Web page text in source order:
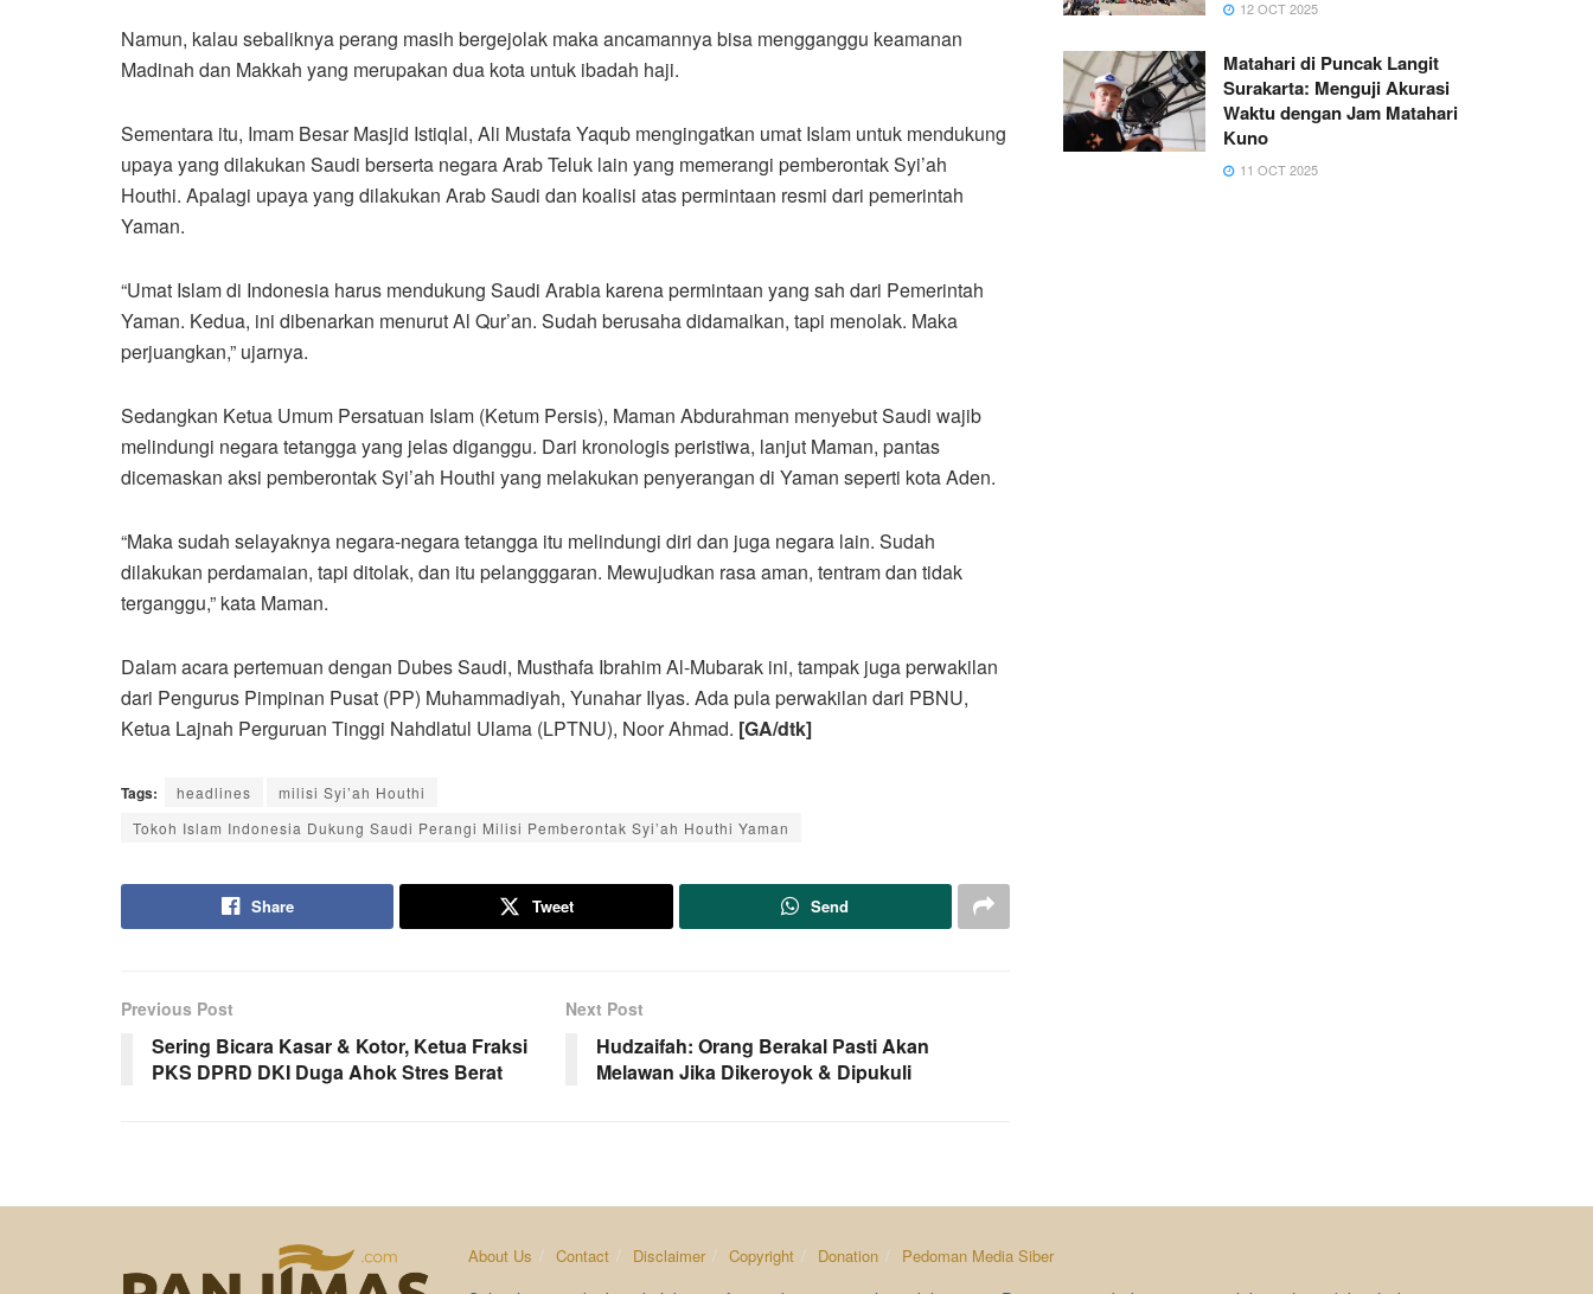
Namun, kalau sebaliknya perang masih bergejolak maka ancamannya bisa mengganggu keamanan
Madinah dan Makkah yang merupakan dua kota untuk ibadah haji.
Sementara itu, Imam Besar Masjid Istiqlal, Ali Mustafa Yaqub mengingatkan umat Islam untuk mendukung
upaya yang dilakukan Saudi berserta negara Arab Teluk lain yang memerangi pemberontak Syi’ah
Houthi. Apalagi upaya yang dilakukan Arab Saudi dan koalisi atas permintaan resmi dari pemerintah
Yaman.
“Umat Islam di Indonesia harus mendukung Saudi Arabia karena permintaan yang sah dari Pemerintah
Yaman. Kedua, ini dibenarkan menurut Al Qur’an. Sudah berusaha didamaikan, tapi menolak. Maka
perjuangkan,” ujarnya.
Sedangkan Ketua Umum Persatuan Islam (Ketum Persis), Maman Abdurahman menyebut Saudi wajib
melindungi negara tetangga yang jelas diganggu. Dari kronologis peristiwa, lanjut Maman, pantas
dicemaskan aksi pemberontak Syi’ah Houthi yang melakukan penyerangan di Yaman seperti kota Aden.
“Maka sudah selayaknya negara-negara tetangga itu melindungi diri dan juga negara lain. Sudah
dilakukan perdamaian, tapi ditolak, dan itu pelangggaran. Mewujudkan rasa aman, tentram dan tidak
terganggu,” kata Maman.
Dalam acara pertemuan dengan Dubes Saudi, Musthafa Ibrahim Al-Mubarak ini, tampak juga perwakilan
dari Pengurus Pimpinan Pusat (PP) Muhammadiyah, Yunahar Ilyas. Ada pula perwakilan dari PBNU,
Ketua Lajnah Perguruan Tinggi Nahdlatul Ulama (LPTNU), Noor Ahmad. [GA/dtk]
Tags: headlines
milisi Syi’ah Houthi
Tokoh Islam Indonesia Dukung Saudi Perangi Milisi Pemberontak Syi’ah Houthi Yaman
Share Tweet Send
Previous Post
Sering Bicara Kasar & Kotor, Ketua Fraksi
PKS DPRD DKI Duga Ahok Stres Berat
Next Post
Hudzaifah: Orang Berakal Pasti Akan
Melawan Jika Dikeroyok & Dipukuli
12 OCT 2025
Matahari di Puncak Langit
Surakarta: Menguji Akurasi
Waktu dengan Jam Matahari
Kuno
11 OCT 2025
About Us Contact Disclaimer Copyright Donation Pedoman Media Siber